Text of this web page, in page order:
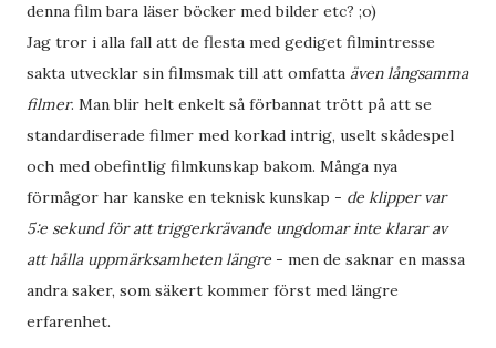
denna film bara läser böcker med bilder etc? ;o)
Jag tror i alla fall att de flesta med gediget filmintresse
sakta utvecklar sin filmsmak till att omfatta även långsamma
filmer. Man blir helt enkelt så förbannat trött på att se
standardiserade filmer med korkad intrig, uselt skådespel
och med obefintlig filmkunskap bakom. Många nya
förmågor har kanske en teknisk kunskap - de klipper var
5:e sekund för att triggerkrävande ungdomar inte klarar av
att hålla uppmärksamheten längre - men de saknar en massa
andra saker, som säkert kommer först med längre
erfarenhet.